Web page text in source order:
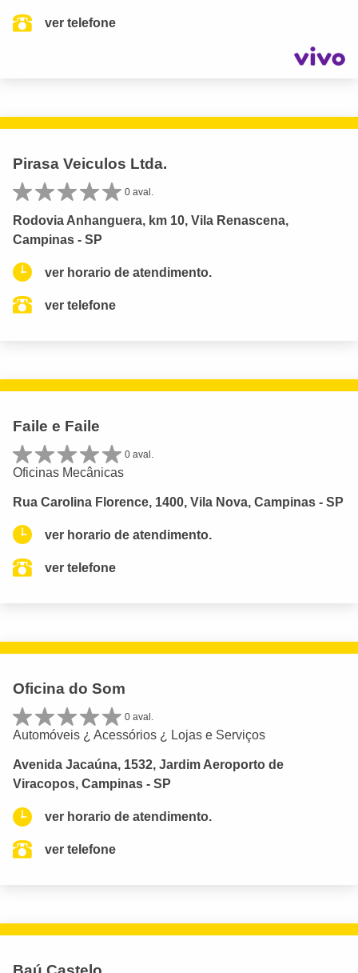
ver telefone
Pirasa Veiculos Ltda.
0 aval.
Rodovia Anhanguera, km 10, Vila Renascena,
Campinas - SP
ver horario de atendimento.
ver telefone
Faile e Faile
0 aval.
Oficinas Mecânicas
Rua Carolina Florence, 1400, Vila Nova, Campinas - SP
ver horario de atendimento.
ver telefone
Oficina do Som
0 aval.
Automóveis ¿ Acessórios ¿ Lojas e Serviços
Avenida Jacaúna, 1532, Jardim Aeroporto de
Viracopos, Campinas - SP
ver horario de atendimento.
ver telefone